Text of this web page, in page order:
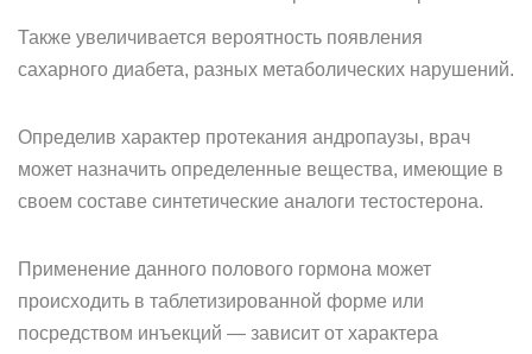
Также увеличивается вероятность появления
сахарного диабета, разных метаболических нарушений.
Определив характер протекания андропаузы, врач
может назначить определенные вещества, имеющие в
своем составе синтетические аналоги тестостерона.
Применение данного полового гормона может
происходить в таблетизированной форме или
посредством инъекций — зависит от характера